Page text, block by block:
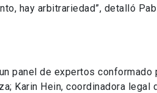
hay arbitrariedad”, detalló
panel de expertos conformado
Karin Hein, coordinadora legal